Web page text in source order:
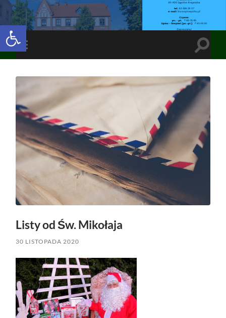
Open toolbar
Toggle
mobile
Toggle
Listy od Św. Mikołaja
30 LISTOPADA 2020